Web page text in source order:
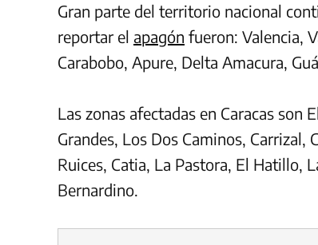
Gran parte del territorio nacional
reportar el apagón fueron: Valencia,
Carabobo, Apure, Delta Amacura,
Las zonas afectadas en Caracas son
Grandes, Los Dos Caminos, Carrizal,
Ruices, Catia, La Pastora, El Hatillo,
Bernardino.